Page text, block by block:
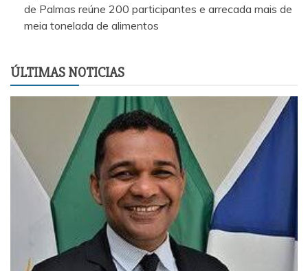
de Palmas reúne 200 participantes e arrecada mais de
meia tonelada de alimentos
ÚLTIMAS NOTICIAS
Palmas reúne